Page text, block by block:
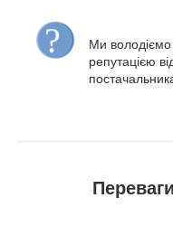
Ми
репутацією